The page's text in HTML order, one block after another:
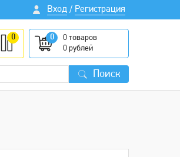
Вход / Регистрация
0 0 0товаров
0 рублей
Поиск